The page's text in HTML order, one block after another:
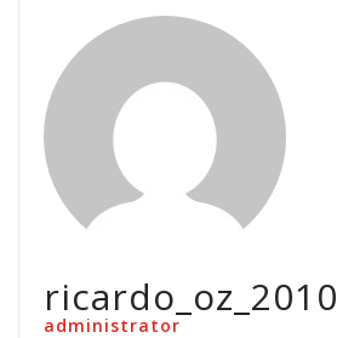
ricardo_oz_2010
administrator